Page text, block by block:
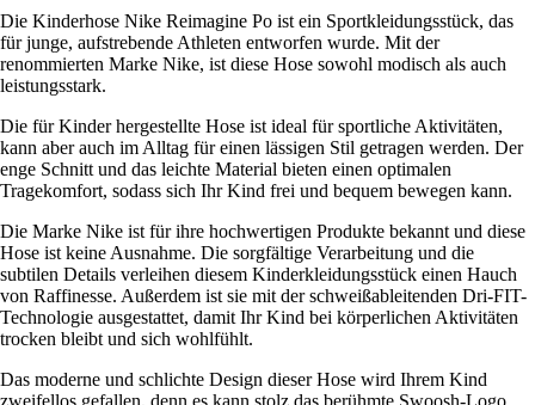
Die Kinderhose Nike Reimagine Po ist ein Sportkleidungsstück, das
für junge, aufstrebende Athleten entworfen wurde. Mit der
renommierten Marke Nike, ist diese Hose sowohl modisch als auch
leistungsstark.
Die für Kinder hergestellte Hose ist ideal für sportliche Aktivitäten,
kann aber auch im Alltag für einen lässigen Stil getragen werden. Der
enge Schnitt und das leichte Material bieten einen optimalen
Tragekomfort, sodass sich Ihr Kind frei und bequem bewegen kann.
Die Marke Nike ist für ihre hochwertigen Produkte bekannt und diese
Hose ist keine Ausnahme. Die sorgfältige Verarbeitung und die
subtilen Details verleihen diesem Kinderkleidungsstück einen Hauch
von Raffinesse. Außerdem ist sie mit der schweißableitenden Dri-FIT-
Technologie ausgestattet, damit Ihr Kind bei körperlichen Aktivitäten
trocken bleibt und sich wohlfühlt.
Das moderne und schlichte Design dieser Hose wird Ihrem Kind
zweifellos gefallen, denn es kann stolz das berühmte Swoosh-Logo